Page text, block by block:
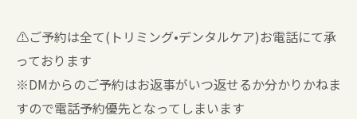
⚠️ご予約は全て(トリミング•デンタルケア)お電話にて承
っております
※DMからのご予約はお返事がいつ返せるか分かりかねま
すので電話予約優先となってしまいます